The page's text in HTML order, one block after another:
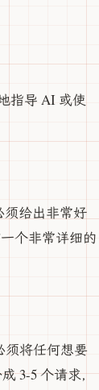
指导 AI 或使
须给出非常好
个非常详细的
须将任何想要
3-5 个请求，